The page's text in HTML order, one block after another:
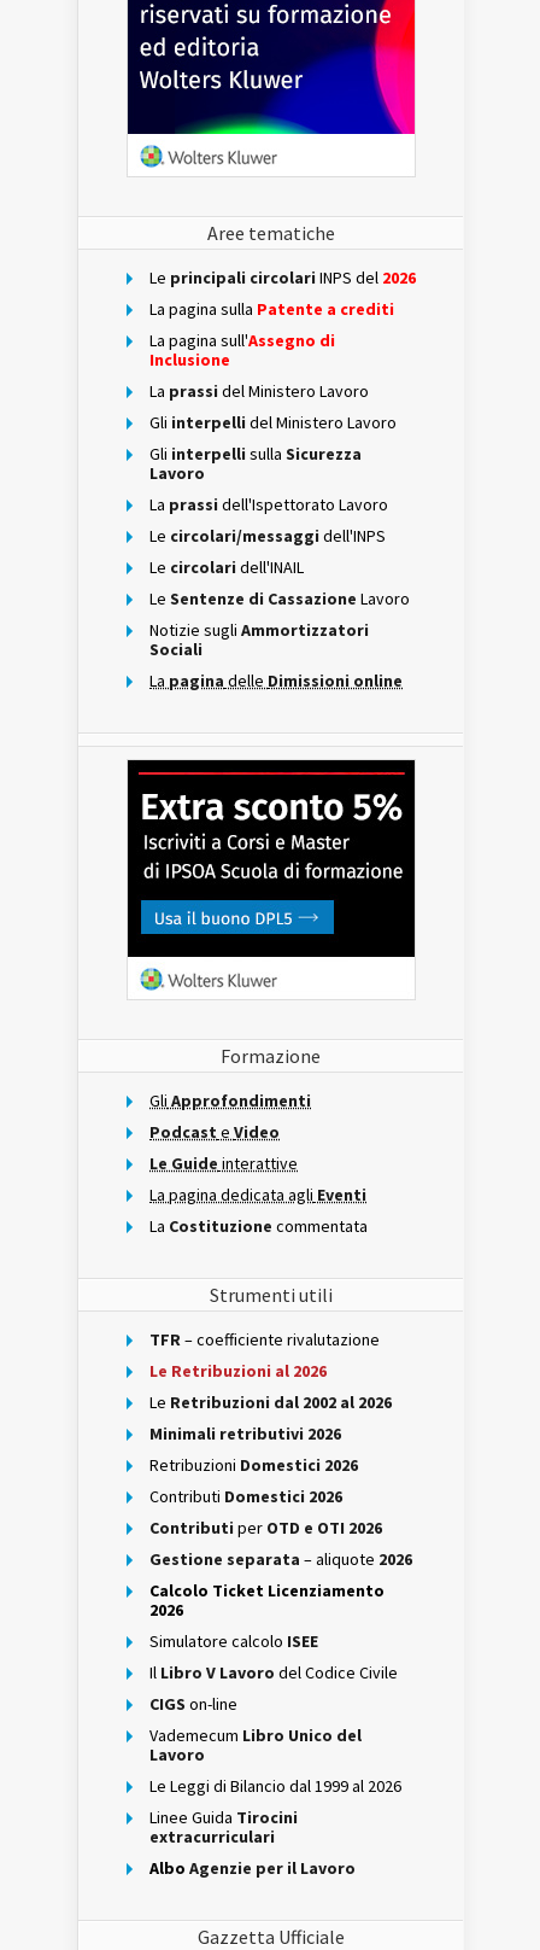
Aree tematiche
Le principali circolari INPS del 2026
La pagina sulla Patente a crediti
La pagina sull'Assegno di
Inclusione
La prassi del Ministero Lavoro
Gli interpelli del Ministero Lavoro
Gli interpelli sulla Sicurezza
Lavoro
La prassi dell'Ispettorato Lavoro
Le circolari/messaggi dell'INPS
Le circolari dell'INAIL
Le Sentenze di Cassazione Lavoro
Notizie sugli Ammortizzatori
Sociali
La pagina delle Dimissioni online
Formazione
Gli Approfondimenti
Podcast e Video
Le Guide interattive
La pagina dedicata agli Eventi
La Costituzione commentata
Strumenti utili
TFR– coefficiente rivalutazione
Le Retribuzioni al 2026
Le Retribuzioni dal 2002 al 2026
Minimali retributivi 2026
Retribuzioni Domestici 2026
Contributi Domestici 2026
Contributi per OTD e OTI 2026
Gestione separata – aliquote 2026
Calcolo Ticket Licenziamento
2026
Simulatore calcolo ISEE
Il Libro V Lavoro del Codice Civile
CIGS on-line
Vademecum Libro Unico del
Lavoro
Le Leggi di Bilancio dal 1999 al 2026
Linee Guida Tirocini
extracurriculari
Albo Agenzie per il Lavoro
Gazzetta Ufficiale